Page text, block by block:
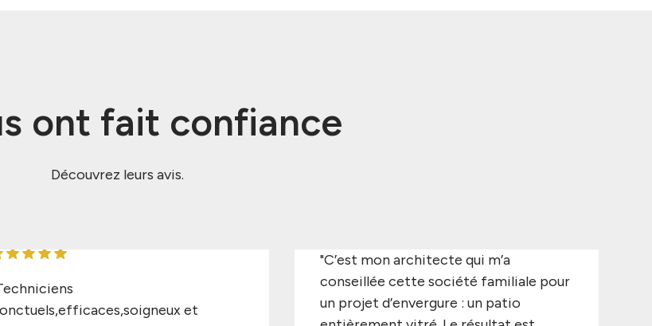
ont fait confiance
Découvrez leurs avis.
et
"C’est mon architecte qui m’a
conseillée cette société familiale pour
un projet d’envergure : un patio